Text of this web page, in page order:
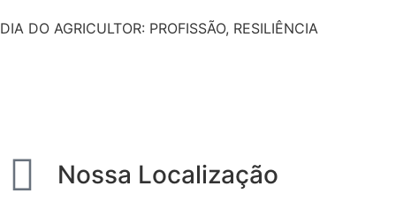
DIA DO AGRICULTOR: PROFISSÃO, RESILIÊNCIA
Nossa Localização